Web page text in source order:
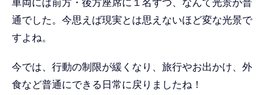
車両には前方・後方座席に１名ずつ、なんて光景が普
通でした。今思えば現実とは思えないほど変な光景で
すよね。
今では、行動の制限が緩くなり、旅行やお出かけ、外
食など普通にできる日常に戻りましたね！